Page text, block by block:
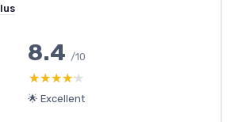
8.4 /10
★★★★★
★★★★★
🌟 Excellent